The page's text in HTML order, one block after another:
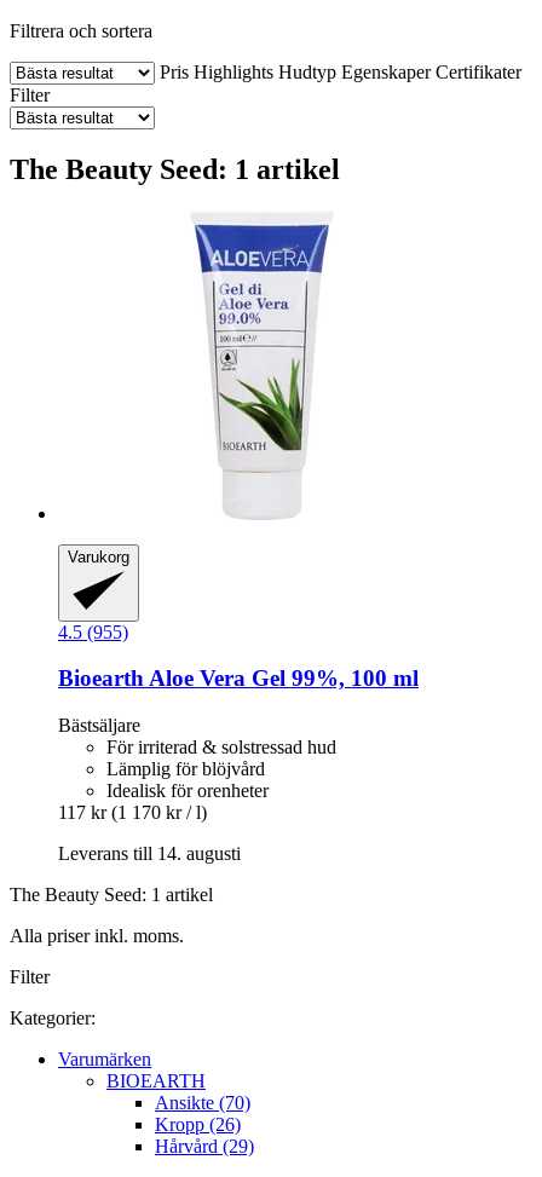
Filtrera och sortera
Pris Highlights Hudtyp Egenskaper Certifikater
Filter
The Beauty Seed: 1 artikel
Varukorg
4.5 (955)
BioearthAloe Vera Gel 99%, 100 ml
Bästsäljare
För irriterad & solstressad hud
Lämplig för blöjvård
Idealisk för orenheter
117 kr (1 170 kr / l)
Leverans till 14. augusti
The Beauty Seed: 1 artikel
Alla priser inkl. moms.
Filter
Kategorier:
Varumärken
BIOEARTH
Ansikte (70)
Kropp (26)
Hårvård (29)